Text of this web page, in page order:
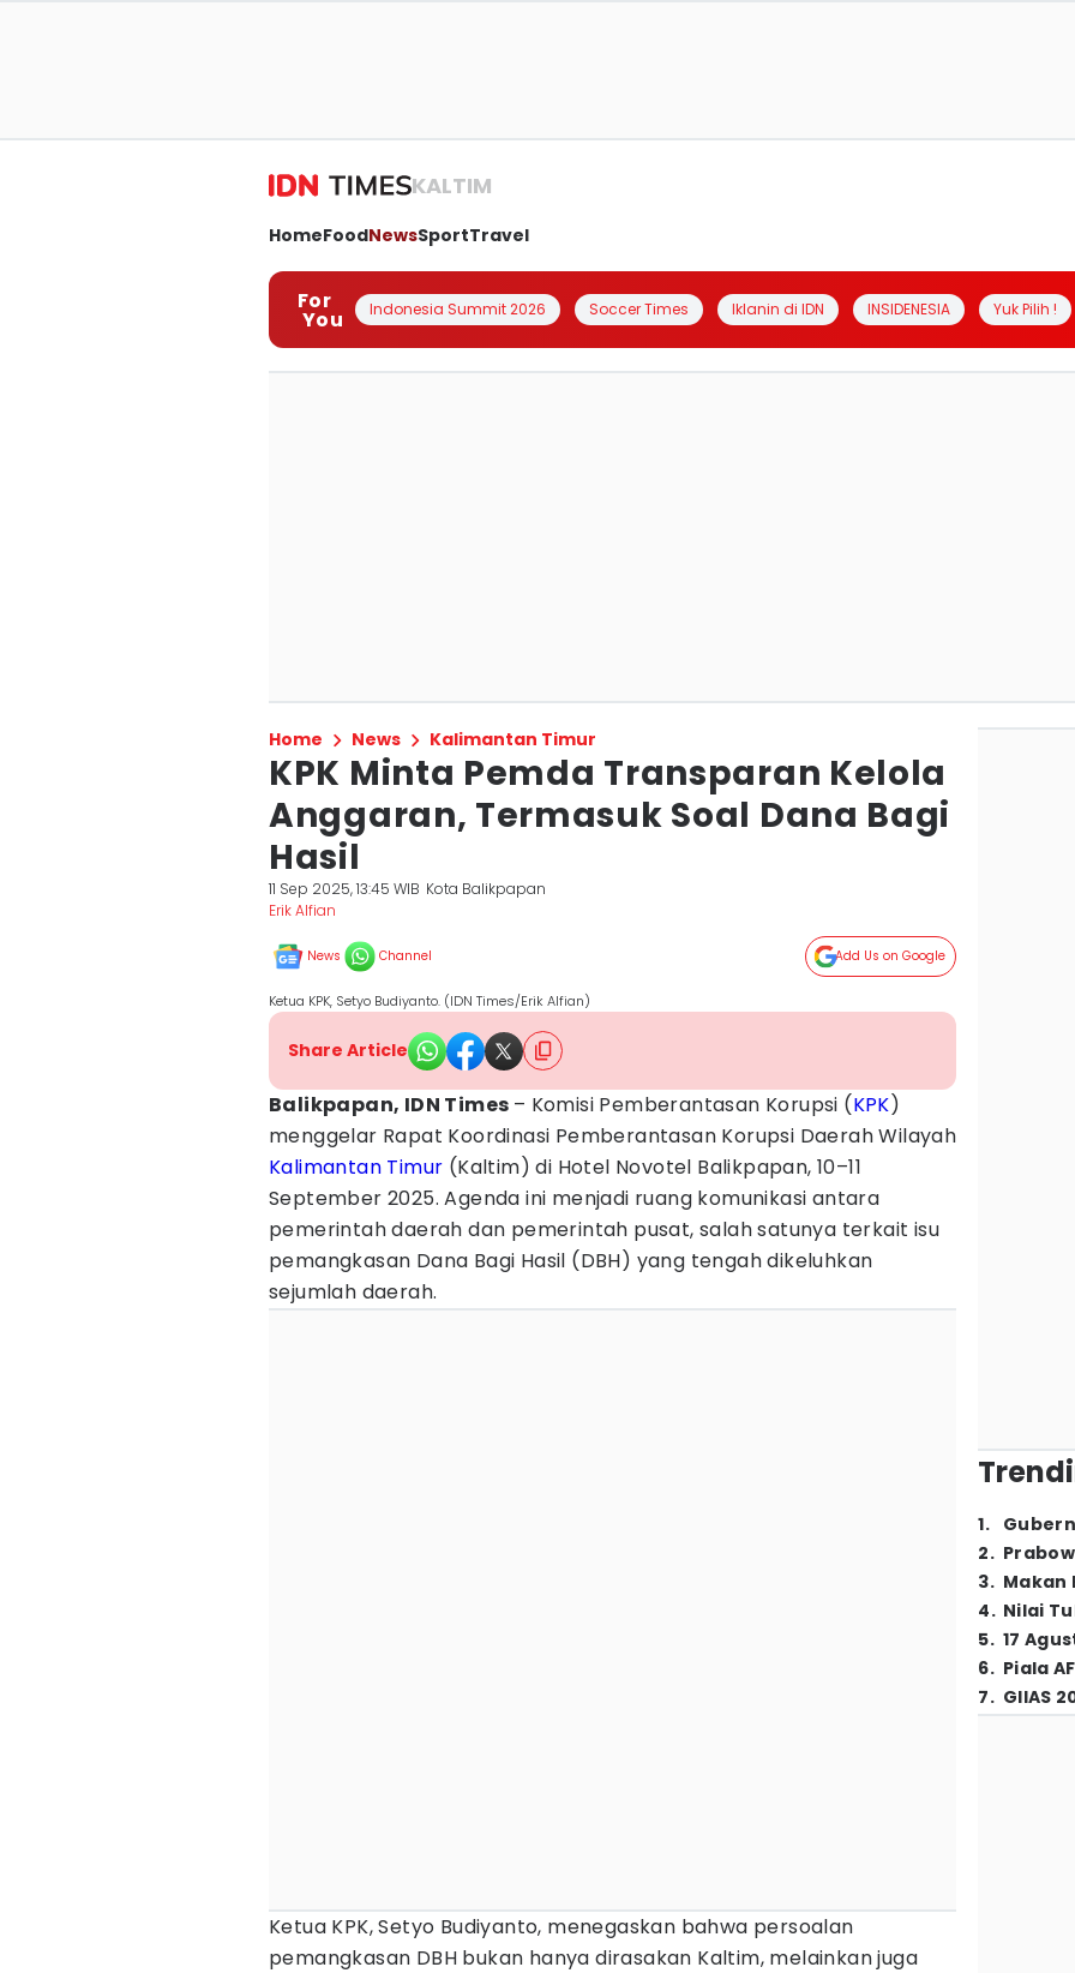
KALTIM
HomeFoodNewsSportTravel
For
You Indonesia Summit 2026 Soccer Times Iklanin di IDN INSIDENESIA Yuk Pilih !
Home News Kalimantan Timur
KPK Minta Pemda Transparan Kelola
Anggaran, Termasuk Soal Dana Bagi
Hasil
11 Sep 2025, 13:45 WIB Kota Balikpapan
Erik Alfian
News Channel Add Us on Google
Ketua KPK, Setyo Budiyanto. (IDN Times/Erik Alfian)
Share Article
Balikpapan, IDN Times – Komisi Pemberantasan Korupsi (KPK)
menggelar Rapat Koordinasi Pemberantasan Korupsi Daerah Wilayah
Kalimantan Timur (Kaltim) di Hotel Novotel Balikpapan, 10–11
September 2025. Agenda ini menjadi ruang komunikasi antara
pemerintah daerah dan pemerintah pusat, salah satunya terkait isu
pemangkasan Dana Bagi Hasil (DBH) yang tengah dikeluhkan
sejumlah daerah.
Ketua KPK, Setyo Budiyanto, menegaskan bahwa persoalan
pemangkasan DBH bukan hanya dirasakan Kaltim, melainkan juga
1.
2.
3. Makan
4. Nilai
5. 17
6. Piala
7. GIIAS